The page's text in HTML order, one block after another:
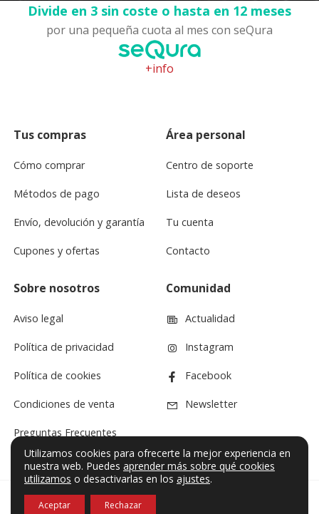
Divide en 3 sin coste o hasta en 12 meses
por una pequeña cuota al mes con seQura
+info
Tus compras
Cómo comprar
Métodos de pago
Envío, devolución y garantía
Cupones y ofertas
Área personal
Centro de soporte
Lista de deseos
Tu cuenta
Contacto
Sobre nosotros
Aviso legal
Política de privacidad
Política de cookies
Condiciones de venta
Preguntas Frecuentes
Comunidad
Actualidad
Instagram
Facebook
Newsletter
© VF Sound 2026. Todos los derechos reservados.
Utilizamos cookies para ofrecerte la mejor experiencia en
nuestra web. Puedes aprender más sobre qué cookies
utilizamos o desactivarlas en los ajustes.
Aceptar Rechazar